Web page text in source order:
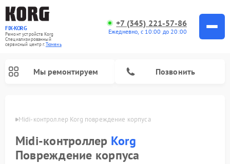
FIX-KORG
Ремонт устройств Korg
Специализированный
cервисный центр г.Тюмень
+7 (345) 221-57-86
Ежедневно, с 10:00 до 20:00
Мы ремонтируем Позвонить
Midi-контроллер Korg повреждение корпуса
Midi-контроллер Korg
Повреждение корпуса